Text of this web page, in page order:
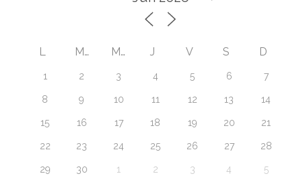
L M M J V S D
1 2 3 4 5 6 7
8 9 10 11 12 13 14
15 16 17 18 19 20 21
22 23 24 25 26 27 28
29 30 1 2 3 4 5